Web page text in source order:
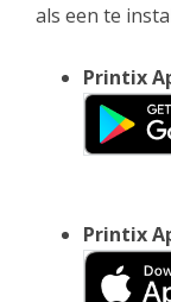
als een te
Printix
Printix